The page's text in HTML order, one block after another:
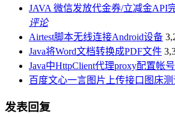
JAVA 微信发放代金券/立减金API
评论
Airtest脚本无线连接Android设备
Java将Word文档转换成PDF文件
Java中HttpClient代理proxy配置帐
百度文心一言图片上传接口图床测
发表回复